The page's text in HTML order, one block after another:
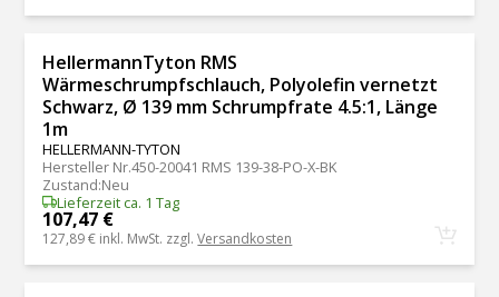
HellermannTyton RMS
Wärmeschrumpfschlauch, Polyolefin vernetzt
Schwarz, Ø 139 mm Schrumpfrate 4.5:1, Länge
1m
HELLERMANN-TYTON
Hersteller Nr.450-20041 RMS 139-38-PO-X-BK
Zustand:Neu
Lieferzeit ca. 1 Tag
107,47 €
127,89 € inkl. MwSt. zzgl.Versandkosten